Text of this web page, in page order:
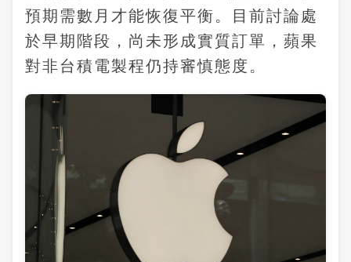
預期需數月才能恢復平衡。目前討論處
於早期階段，尚未形成實質訂單，蘋果
對非台積電製程仍持審慎態度。